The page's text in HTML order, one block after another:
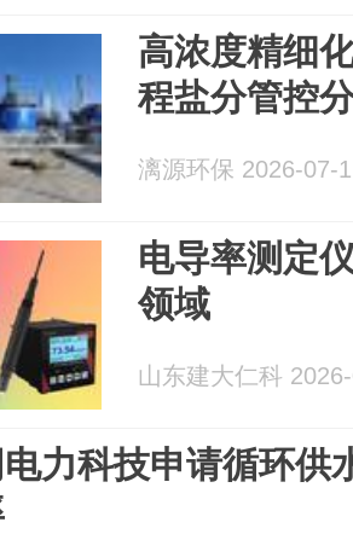
高浓度精细
程盐分管控
漓源环保 2026-07-
电导率测定
领域
山东建大仁科
力科技申请循环供